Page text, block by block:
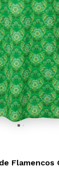
Flamencos